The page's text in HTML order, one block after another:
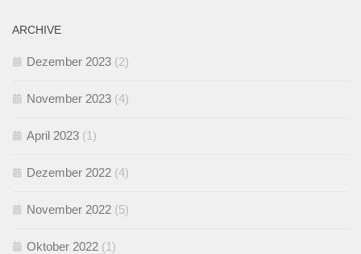
ARCHIVE
Dezember 2023 (2)
November 2023 (4)
April 2023 (1)
Dezember 2022 (4)
November 2022 (5)
Oktober 2022 (1)